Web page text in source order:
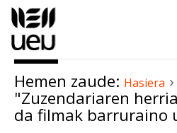
Hemen zaude: Hasiera ›
"Zuzendariaren
da filmak barruraino